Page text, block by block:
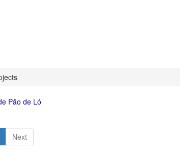
Pão de Ló
Next